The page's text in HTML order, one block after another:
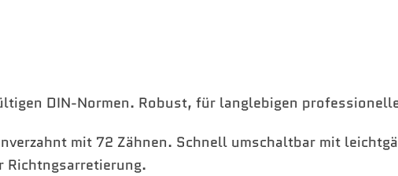
DIN-Normen. Robust, für langlebigen
mit 72 Zähnen. Schnell umschaltbar mit